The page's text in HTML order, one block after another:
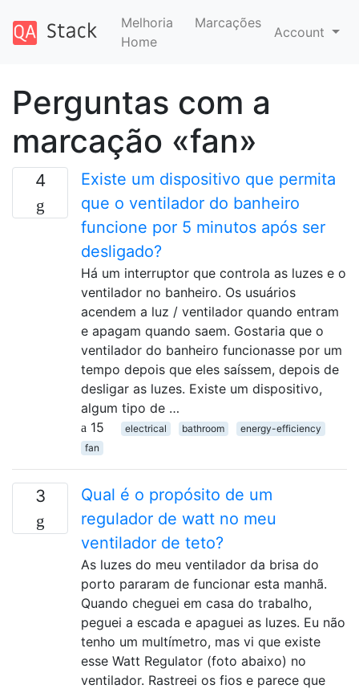
Melhoria
Home
Marcações
Account
Perguntas com a
marcação «fan»
4
Existe um dispositivo que permita
que o ventilador do banheiro
funcione por 5 minutos após ser
desligado?
Há um interruptor que controla as luzes e o
ventilador no banheiro. Os usuários
acendem a luz / ventilador quando entram
e apagam quando saem. Gostaria que o
ventilador do banheiro funcionasse por um
tempo depois que eles saíssem, depois de
desligar as luzes. Existe um dispositivo,
algum tipo de …
15
electrical bathroom
energy-efficiency
fan
3
Qual é o propósito de um
regulador de watt no meu
ventilador de teto?
As luzes do meu ventilador da brisa do
porto pararam de funcionar esta manhã.
Quando cheguei em casa do trabalho,
peguei a escada e apaguei as luzes. Eu não
tenho um multímetro, mas vi que existe
esse Watt Regulator (foto abaixo) no
ventilador. Rastreei os fios e parece que